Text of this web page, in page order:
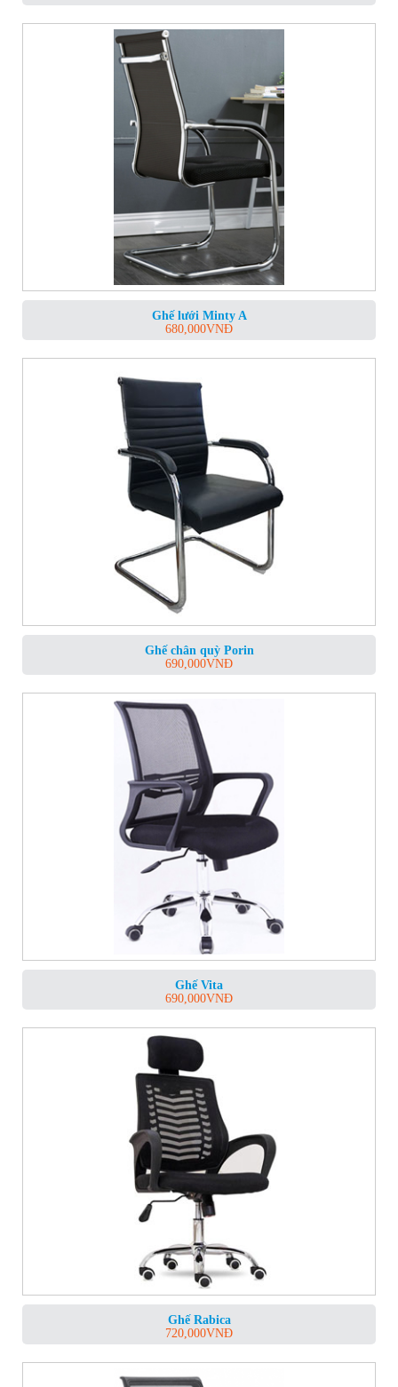
Ghế lưới Minty A
680,000VNĐ
Ghế chân quỳ Porin
690,000VNĐ
Ghế Vita
690,000VNĐ
Ghế Rabica
720,000VNĐ